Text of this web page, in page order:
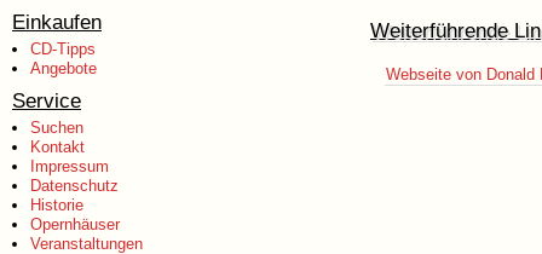
Einkaufen
CD-Tipps
Angebote
Service
Suchen
Kontakt
Impressum
Datenschutz
Historie
Opernhäuser
Veranstaltungen
Weiterführende
Webseite von Donald